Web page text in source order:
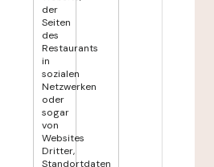
der
Seiten
des
Restaurants
in
sozialen
Netzwerken
oder
sogar
von
Websites
Dritter,
Standortdaten